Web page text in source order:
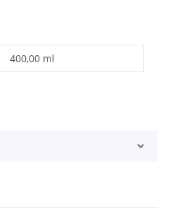
400,00 ml